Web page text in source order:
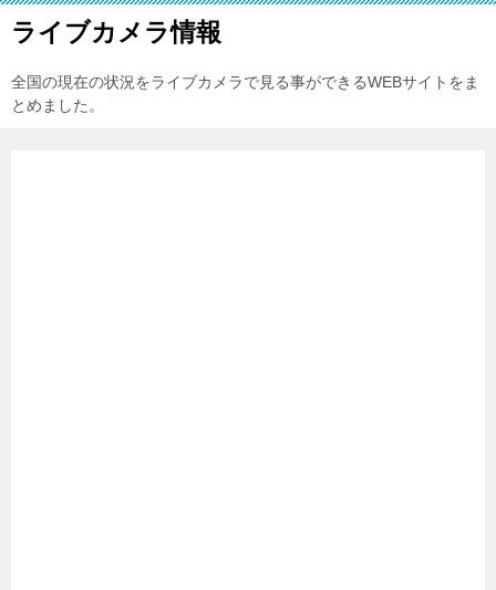
ライブカメラ情報
全国の現在の状況をライブカメラで見る事ができるWEBサイトをま
とめました。